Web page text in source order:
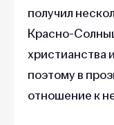
получил
Красно-
христианства
поэтому в
отношение к